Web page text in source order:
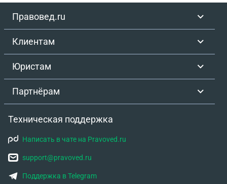
Правовед.ru
Клиентам
Юристам
Партнёрам
Техническая поддержка
Написать в чате на Pravoved.ru
support@pravoved.ru
Поддержка в Telegram